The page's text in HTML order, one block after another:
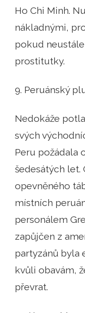
Ho Chi Minh.
nákladnými,
pokud
prostitutky.
9. Peruánský
Nedokáže
svých
Peru požádala
šedesátých let.
opevněného
místních
personálem
zapůjčen z
partyzánů byla
kvůli obavám,
převrat.